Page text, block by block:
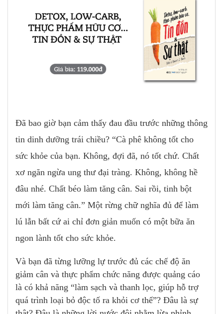
Đã bao giờ bạn cảm thấy đau đầu trước những thông
tin dinh dưỡng trái chiều? “Cà phê không tốt cho
sức khỏe của bạn. Không, đợi đã, nó tốt chứ. Chất
xơ ngăn ngừa ung thư đại tràng. Không, không hề
đâu nhé. Chất béo làm tăng cân. Sai rồi, tinh bột
mới làm tăng cân.” Một rừng chữ nghĩa đủ để làm
lú lẫn bất cứ ai chỉ đơn giản muốn có một bữa ăn
ngon lành tốt cho sức khỏe.
Và bạn đã từng lưỡng lự trước đủ các chế độ ăn
giảm cân và thực phẩm chức năng được quảng cáo
là có khả năng “làm sạch và thanh lọc, giúp hỗ trợ
quá trình loại bỏ độc tố ra khỏi cơ thể”? Đâu là sự